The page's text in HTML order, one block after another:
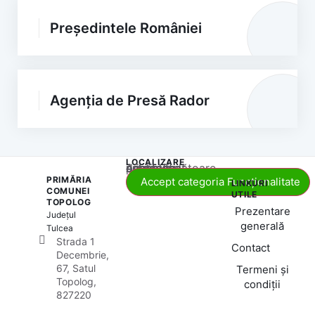
Președintele României
Agenția de Presă Rador
PRIMĂRIA
COMUNEI
TOPOLOG
Județul
Tulcea
Strada 1
Decembrie,
67, Satul
Topolog,
827220
LOCALIZARE
Acest conținut este blocat până când acceptați categoria corespunzătoare de cookie-uri.
Accept categoria Funcționalitate
LINKURI
UTILE
Prezentare
generală
Contact
Termeni și
condiții